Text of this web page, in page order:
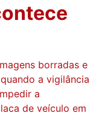
borradas e
a vigilância
a
de veículo em